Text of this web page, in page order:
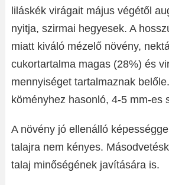
liláskék virágait május végétől
nyitja, szirmai hegyesek. A
miatt kiváló mézelő növény,
cukortartalma magas (28%) és
mennyiséget tartalmaznak
köményhez hasonló, 4-5 mm-es
A növény jó ellenálló
talajra nem kényes.
talaj minőségének javítására is.